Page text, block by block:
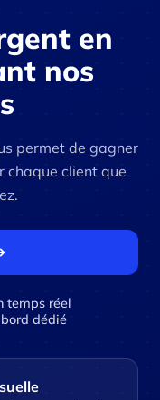
en
nos
permet de gagner
chaque client que
temps réel
dédié